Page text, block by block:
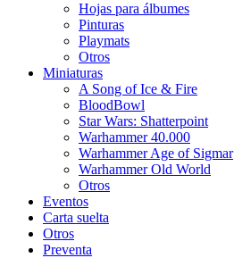
Hojas para álbumes
Pinturas
Playmats
Otros
Miniaturas
A Song of Ice & Fire
BloodBowl
Star Wars: Shatterpoint
Warhammer 40.000
Warhammer Age of Sigmar
Warhammer Old World
Otros
Eventos
Carta suelta
Otros
Preventa